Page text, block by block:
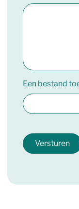
Een bestand
Versturen